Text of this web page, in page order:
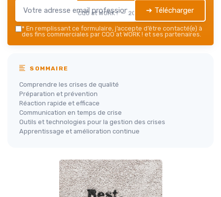
CQO at WORK ! — 2026 ➔ Télécharger
* En remplissant ce formulaire, j’accepte d’être contacté(e) à
des fins commerciales par CQO at WORK ! et ses partenaires.
SOMMAIRE
Comprendre les crises de qualité
Préparation et prévention
Réaction rapide et efficace
Communication en temps de crise
Outils et technologies pour la gestion des crises
Apprentissage et amélioration continue